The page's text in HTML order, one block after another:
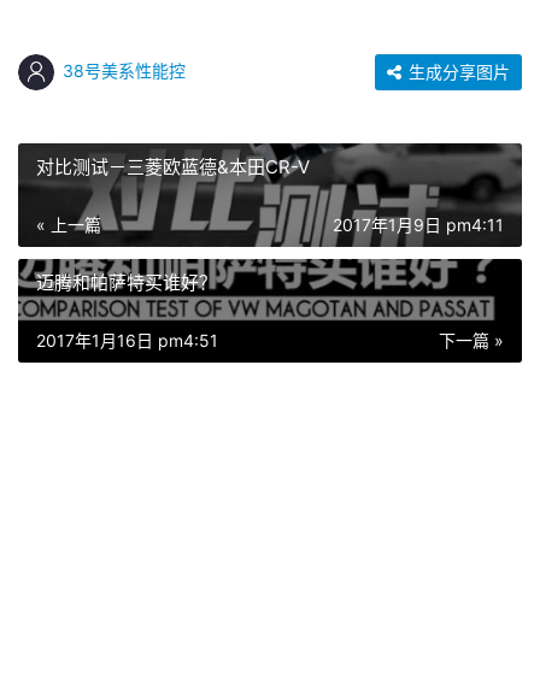
38号美系性能控 生成分享图片
对比测试－三菱欧蓝德&本田CR-V
« 上一篇 2017年1月9日 pm4:11
迈腾和帕萨特买谁好？
下一篇 »
2017年1月16日 pm4:51